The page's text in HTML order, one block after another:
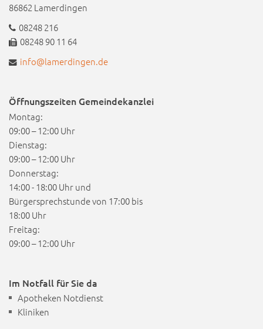
86862 Lamerdingen
08248 216
08248 90 11 64
info@lamerdingen.de
Öffnungszeiten Gemeindekanzlei
Montag:
09:00 – 12:00 Uhr
Dienstag:
09:00 – 12:00 Uhr
Donnerstag:
14:00 - 18:00 Uhr und
Bürgersprechstunde von 17:00 bis
18:00 Uhr
Freitag:
09:00 – 12:00 Uhr
Im Notfall für Sie da
Apotheken Notdienst
Kliniken